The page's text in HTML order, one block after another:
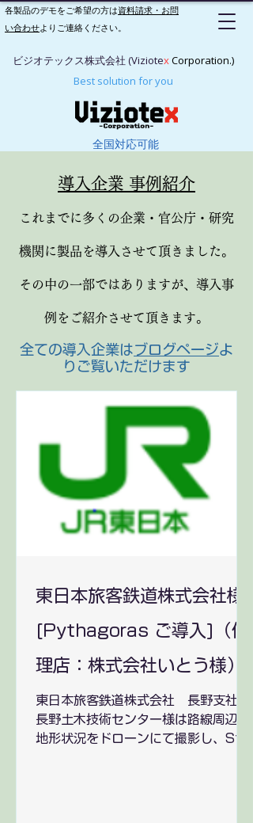
各製品のデモをご希望の方は資料請求・お問
い合わせよりご連絡ください。
ビジオテックス株式会社 (ViziotexCorporation.)
Best solution for you
全国対応可能
​導入企業 事例紹介
​これまでに多くの企業・官公庁・研究
機関に製品を導入させて頂きました。
その中の一部ではありますが、導入事
例をご紹介させて頂きます。
​全ての導入企業はブログページよ
りご覧いただけます
東日本旅客鉄道株式会社様
[Pythagoras ご導入]（代
理店：株式会社いとう様）
東日本旅客鉄道株式会社 長野支社
長野土木技術センター様は路線周辺の
地形状況をドローンにて撮影し、SfM